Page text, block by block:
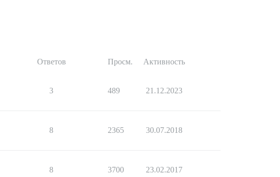
Ответов Просм. Активность
3 489 21.12.2023
8 2365 30.07.2018
8 3700 23.02.2017